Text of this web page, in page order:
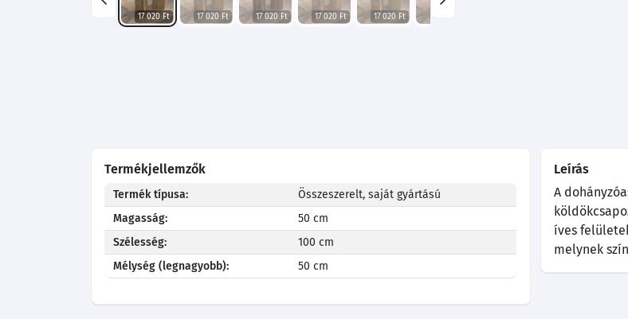
17 020 Ft 17 020 Ft 17 020 Ft 17 020 Ft 17 020 Ft
Termékjellemzők
Termék típusa:
Összeszerelt, saját gyártású
Magasság:
50 cm
Szélesség:
100 cm
Mélység (legnagyobb):
50 cm
Leírás
A
íves
melynek